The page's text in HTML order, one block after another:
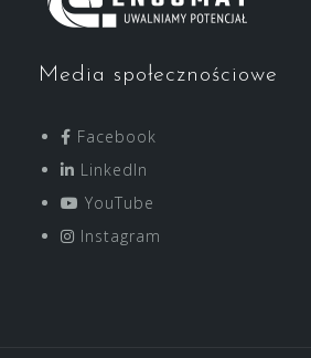
Media społecznościowe
Facebook
LinkedIn
YouTube
Instagram